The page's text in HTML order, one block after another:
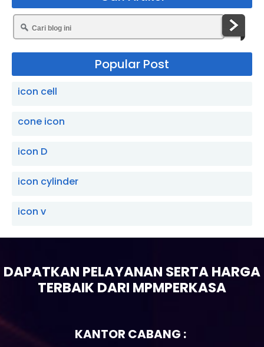
Popular Post
icon cell
cone icon
icon D
icon cylinder
icon v
DAPATKAN PELAYANAN SERTA HARGA
TERBAIK DARI MPMPERKASA
KANTOR CABANG :